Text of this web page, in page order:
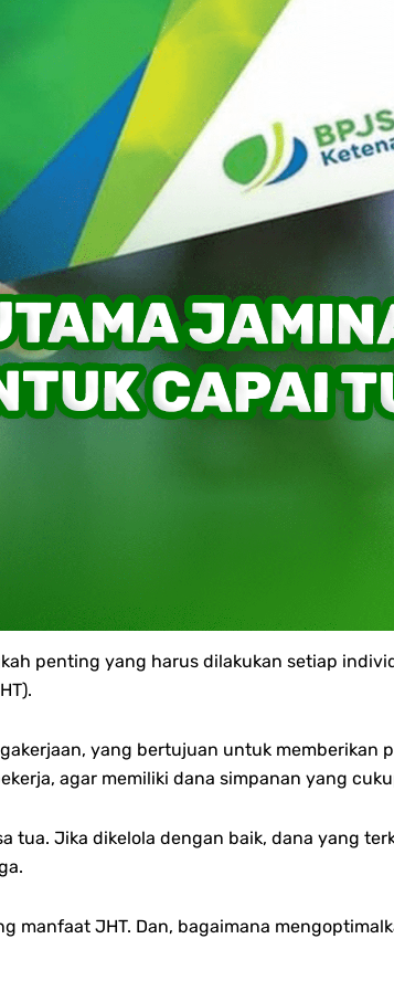
penting yang harus dilakukan setiap
yang bertujuan untuk memberikan
agar memiliki dana simpanan yang
tua. Jika dikelola dengan baik, dana yang
manfaat JHT. Dan, bagaimana